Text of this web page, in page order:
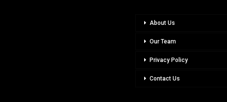
About Us
Our Team
Privacy Policy
Contact Us